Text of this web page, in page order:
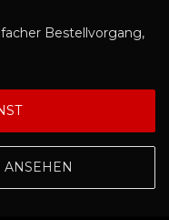
Bestellvorgang,
ANSEHEN